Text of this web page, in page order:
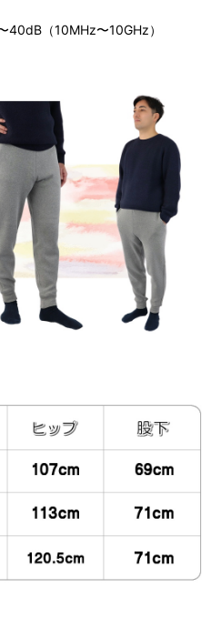
（10MHz〜10GHz）